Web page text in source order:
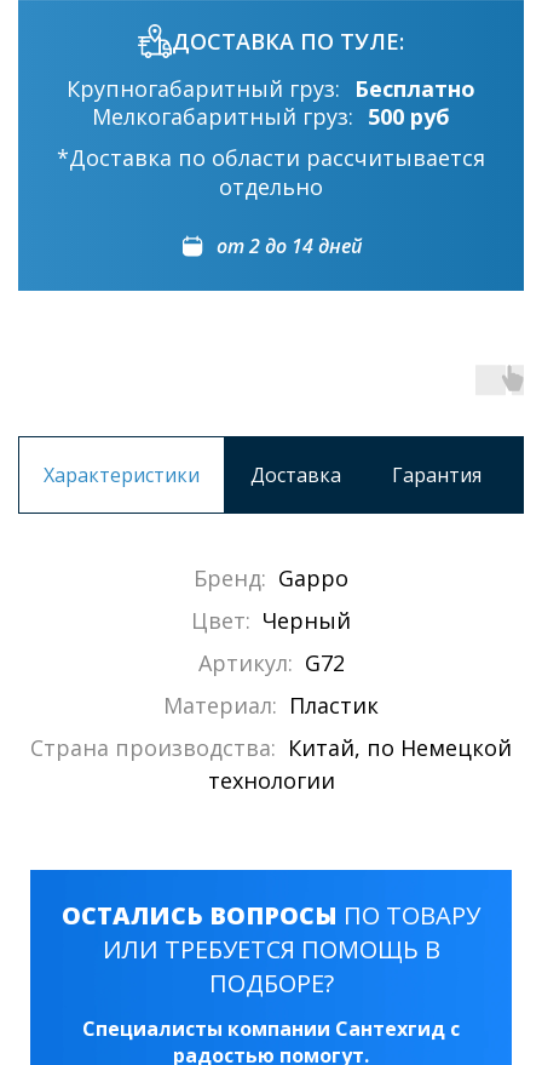
ДОСТАВКА ПО ТУЛЕ:
Крупногабаритный груз:
Бесплатно
Мелкогабаритный груз: 500 руб
*Доставка по области рассчитывается
отдельно
от 2 до 14 дней
Характеристики Доставка Гарантия
Бренд: Gappo
Цвет: Черный
Артикул: G72
Материал: Пластик
Страна производства: Китай, по Немецкой
технологии
ОСТАЛИСЬ ВОПРОСЫ ПО ТОВАРУ
ИЛИ ТРЕБУЕТСЯ ПОМОЩЬ В
ПОДБОРЕ?
Специалисты компании Сантехгид с
радостью помогут.